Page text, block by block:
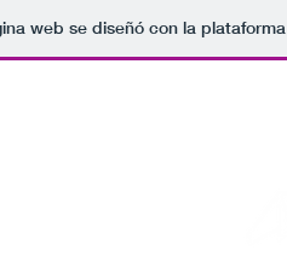
web se diseñó con la plataforma